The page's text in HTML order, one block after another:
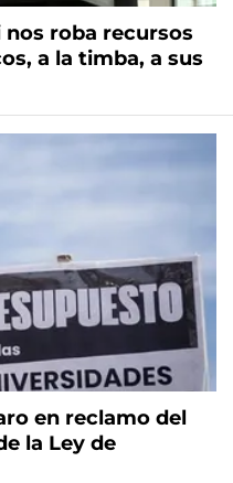
roba recursos
a la timba, a sus
en reclamo del
la Ley de